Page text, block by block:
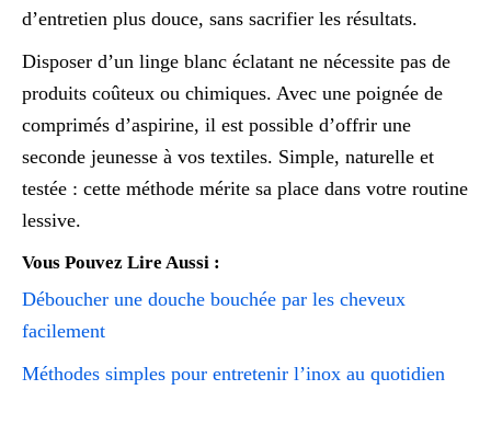
d’entretien plus douce, sans sacrifier les résultats.
Disposer d’un linge blanc éclatant ne nécessite pas de
produits coûteux ou chimiques. Avec une poignée de
comprimés d’aspirine, il est possible d’offrir une
seconde jeunesse à vos textiles. Simple, naturelle et
testée : cette méthode mérite sa place dans votre routine
lessive.
Vous Pouvez Lire Aussi :
Déboucher une douche bouchée par les cheveux
facilement
Méthodes simples pour entretenir l’inox au quotidien